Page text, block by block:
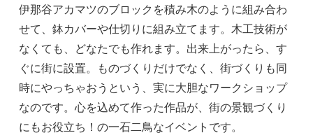
伊那谷アカマツのブロックを積み木のように組み合わ
せて、鉢カバーや仕切りに組み立てます。木工技術が
なくても、どなたでも作れます。出来上がったら、す
ぐに街に設置。ものづくりだけでなく、街づくりも同
時にやっちゃおうという、実に大胆なワークショップ
なのです。心を込めて作った作品が、街の景観づくり
にもお役立ち！の一石二鳥なイベントです。